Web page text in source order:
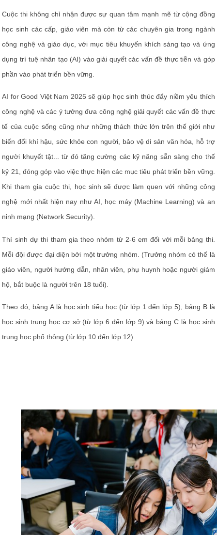
Cuộc thi không chỉ nhận được sự quan tâm mạnh mẽ từ cộng đồng
học sinh các cấp, giáo viên mà còn từ các chuyên gia trong ngành
công nghệ và giáo dục, với mục tiêu khuyến khích sáng tạo và ứng
dụng trí tuệ nhân tạo (AI) vào giải quyết các vấn đề thực tiễn và góp
phần vào phát triển bền vững.
AI for Good Việt Nam 2025 sẽ giúp học sinh thúc đẩy niềm yêu thích
công nghệ và các ý tưởng đưa công nghệ giải quyết các vấn đề thực
tế của cuộc sống cũng như những thách thức lớn trên thế giới như
biến đổi khí hậu, sức khỏe con người, bảo vệ di sản văn hóa, hỗ trợ
người khuyết tật... từ đó tăng cường các kỹ năng sẵn sàng cho thế
kỷ 21, đóng góp vào việc thực hiện các mục tiêu phát triển bền vững.
Khi tham gia cuộc thi, học sinh sẽ được làm quen với những công
nghệ mới nhất hiện nay như AI, học máy (Machine Learning) và an
ninh mạng (Network Security).
Thí sinh dự thi tham gia theo nhóm từ 2-6 em đối với mỗi bảng thi.
Mỗi đội được đại diện bởi một trưởng nhóm. (Trưởng nhóm có thể là
giáo viên, người hướng dẫn, nhân viên, phụ huynh hoặc người giám
hộ, bắt buộc là người trên 18 tuổi).
Theo đó, bảng A là học sinh tiểu học (từ lớp 1 đến lớp 5); bảng B là
học sinh trung học cơ sở (từ lớp 6 đến lớp 9) và bảng C là học sinh
trung học phổ thông (từ lớp 10 đến lớp 12).